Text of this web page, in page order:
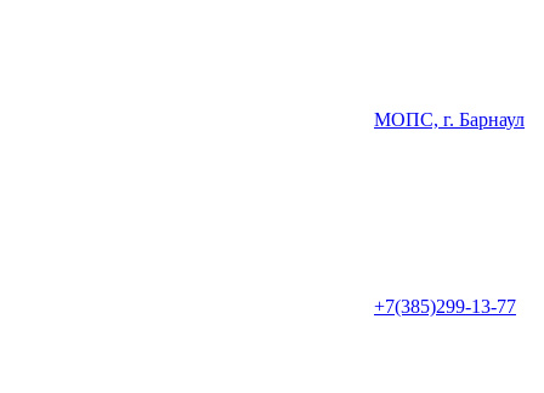
МОПС, г. Барнаул
+7(385)299-13-77